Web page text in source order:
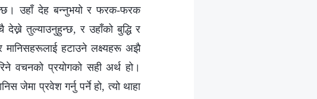
उहाँ देह बन्‍नुभयो र फरक-फरक
देख्ने तुल्याउनुहुन्छ, र उहाँको बुद्धि र
मानिसहरूलाई हटाउने लक्ष्यहरू अझै
वचनको प्रयोगको सही अर्थ हो।
जेमा प्रवेश गर्नु पर्ने हो, त्यो थाहा